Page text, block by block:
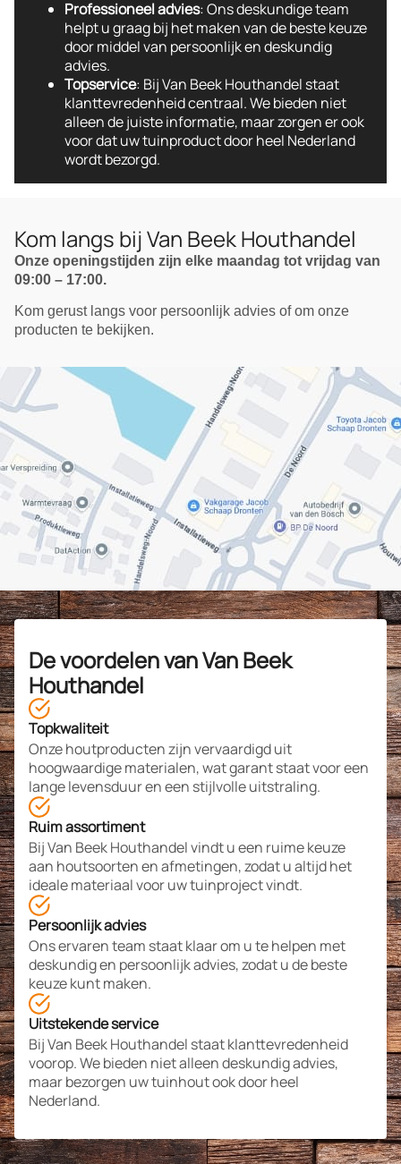
Professioneel advies: Ons deskundige team
helpt u graag bij het maken van de beste keuze
door middel van persoonlijk en deskundig
advies.
Topservice: Bij Van Beek Houthandel staat
klanttevredenheid centraal. We bieden niet
alleen de juiste informatie, maar zorgen er ook
voor dat uw tuinproduct door heel Nederland
wordt bezorgd.
Kom langs bij Van Beek Houthandel
Onze openingstijden zijn elke maandag tot vrijdag van
09:00 – 17:00.
Kom gerust langs voor persoonlijk advies of om onze
producten te bekijken.
De voordelen van Van Beek
Houthandel
Topkwaliteit
Onze houtproducten zijn vervaardigd uit
hoogwaardige materialen, wat garant staat voor een
lange levensduur en een stijlvolle uitstraling.
Ruim assortiment
Bij Van Beek Houthandel vindt u een ruime keuze
aan houtsoorten en afmetingen, zodat u altijd het
ideale materiaal voor uw tuinproject vindt.​
Persoonlijk advies
Ons ervaren team staat klaar om u te helpen met
deskundig en persoonlijk advies, zodat u de beste
keuze kunt maken.
Uitstekende service
Bij Van Beek Houthandel staat klanttevredenheid
voorop. We bieden niet alleen deskundig advies,
maar bezorgen uw tuinhout ook door heel
Nederland.